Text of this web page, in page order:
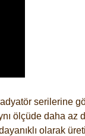
serilerine
ölçüde daha az
olarak